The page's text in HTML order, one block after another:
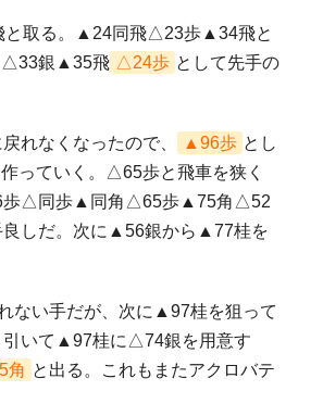
取る。▲24同飛△23歩▲34飛と
△33銀▲35飛 △24歩 として先手の
れなくなったので、 ▲96歩 とし
っていく。△65歩と飛車を狭く
歩△同歩▲同角△65歩▲75角△52
しだ。次に▲56銀から▲77桂を
ない手だが、次に▲97桂を狙って
いて▲97桂に△74銀を用意す
角 と出る。これもまたアクロバテ